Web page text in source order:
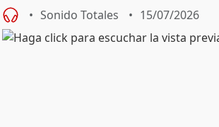
Sonido Totales 15/07/2026